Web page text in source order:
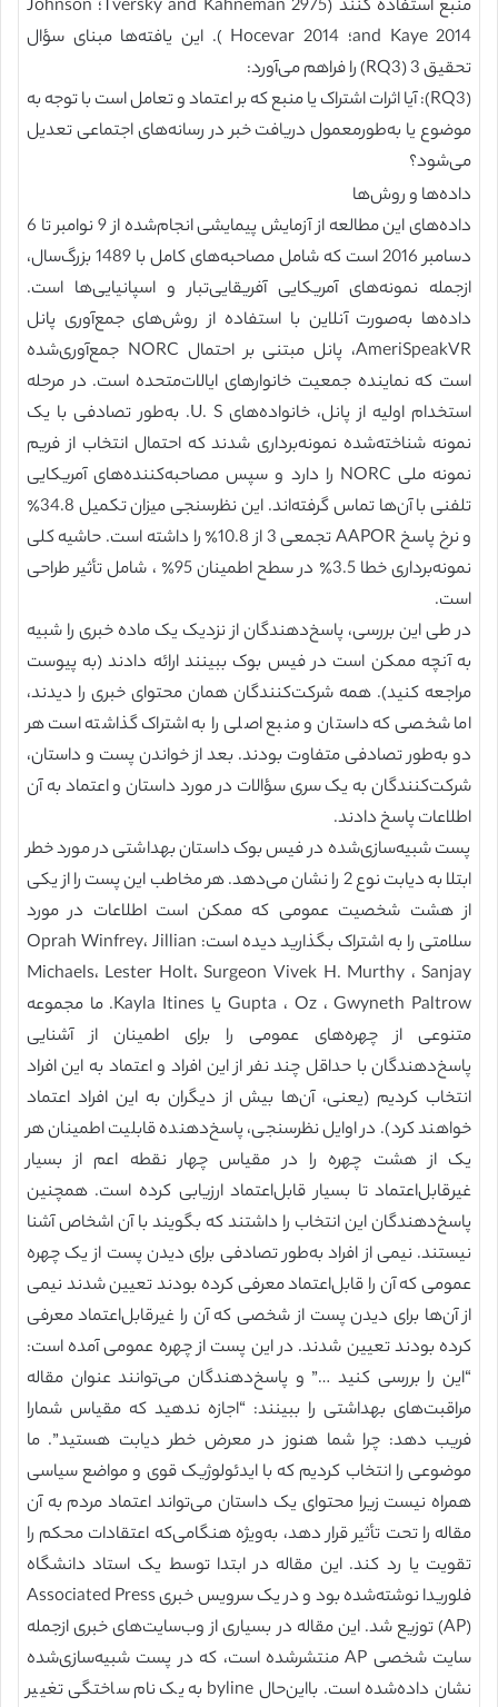
منبع استفاده کنند (Tversky and Kahneman 2975؛ Johnson
and Kaye 2014؛ Hocevar 2014 ). این یافته‌ها مبنای سؤال
تحقیق 3 (RQ3) را فراهم می‌آورد:
(RQ3): آیا اثرات اشتراک یا منبع که بر اعتماد و تعامل است با توجه به
موضوع یا به‌طورمعمول دریافت خبر در رسانه‌های اجتماعی تعدیل
می‌شود؟
داده‌ها و روش‌ها
داده‌های این مطالعه از آزمایش پیمایشی انجام‌شده از 9 نوامبر تا 6
دسامبر 2016 است که شامل مصاحبه‌های کامل با 1489 بزرگ‌سال،
ازجمله نمونه‌های آمریکایی آفریقایی‌تبار و اسپانیایی‌ها است.
داده‌ها به‌صورت آنلاین با استفاده از روش‌های جمع‌آوری پانل
AmeriSpeakVR، پانل مبتنی بر احتمال NORC جمع‌آوری‌شده
است که نماینده جمعیت خانوارهای ایالات‌متحده است. در مرحله
استخدام اولیه از پانل، خانواده‌های U. S. به‌طور تصادفی با یک
نمونه شناخته‌شده نمونه‌برداری شدند که احتمال انتخاب از فریم
نمونه ملی NORC را دارد و سپس مصاحبه‌کننده‌های آمریکایی
تلفنی با آن‌ها تماس گرفته‌اند. این نظرسنجی میزان تکمیل 34.8٪
و نرخ پاسخ AAPOR تجمعی 3 از 10.8٪ را داشته است. حاشیه کلی
نمونه‌برداری خطا 3.5٪ در سطح اطمینان 95٪ ، شامل تأثیر طراحی
است.
در طی این بررسی، پاسخ‌دهندگان از نزدیک یک ماده خبری را شبیه
به آنچه ممکن است در فیس بوک ببینند ارائه دادند (به پیوست
مراجعه کنید). همه شرکت‌کنندگان همان محتوای خبری را دیدند،
اما شخصی که داستان و منبع اصلی را به اشتراک گذاشته است هر
دو به‌طور تصادفی متفاوت بودند. بعد از خواندن پست و داستان،
شرکت‌کنندگان به یک سری سؤالات در مورد داستان و اعتماد به آن
اطلاعات پاسخ دادند.
پست شبیه‌سازی‌شده در فیس بوک داستان بهداشتی در مورد خطر
ابتلا به دیابت نوع 2 را نشان می‌دهد. هر مخاطب این پست را از یکی
از هشت شخصیت عمومی که ممکن است اطلاعات در مورد
سلامتی را به اشتراک بگذارید دیده است: Oprah Winfrey، Jillian
Michaels، Lester Holt، Surgeon Vivek H. Murthy ، Sanjay
Gupta ، Oz ، Gwyneth Paltrow یا Kayla Itines. ما مجموعه
متنوعی از چهره‌های عمومی را برای اطمینان از آشنایی
پاسخ‌دهندگان با حداقل چند نفر از این افراد و اعتماد به این افراد
انتخاب کردیم (یعنی، آن‌ها بیش از دیگران به این افراد اعتماد
خواهند کرد). در اوایل نظرسنجی، پاسخ‌دهنده قابلیت اطمینان هر
یک از هشت چهره را در مقیاس چهار نقطه اعم از بسیار
غیرقابل‌اعتماد تا بسیار قابل‌اعتماد ارزیابی کرده است. همچنین
پاسخ‌دهندگان این انتخاب را داشتند که بگویند با آن اشخاص آشنا
نیستند. نیمی از افراد به‌طور تصادفی برای دیدن پست از یک چهره
عمومی که آن را قابل‌اعتماد معرفی کرده بودند تعیین شدند نیمی
از آن‌ها برای دیدن پست از شخصی که آن را غیرقابل‌اعتماد معرفی
کرده بودند تعیین شدند. در این پست از چهره عمومی آمده است:
“این را بررسی کنید …” و پاسخ‌دهندگان می‌توانند عنوان مقاله
مراقبت‌های بهداشتی را ببینند: “اجازه ندهید که مقیاس شمارا
فریب دهد: چرا شما هنوز در معرض خطر دیابت هستید”. ما
موضوعی را انتخاب کردیم که با ایدئولوژیک قوی و مواضع سیاسی
همراه نیست زیرا محتوای یک داستان می‌تواند اعتماد مردم به آن
مقاله را تحت تأثیر قرار دهد، به‌ویژه هنگامی‌که اعتقادات محکم را
تقویت یا رد کند. این مقاله در ابتدا توسط یک استاد دانشگاه
فلوریدا نوشته‌شده بود و در یک سرویس خبری Associated Press
(AP) توزیع شد. این مقاله در بسیاری از وب‌سایت‌های خبری ازجمله
سایت شخصی AP منتشرشده است، که در پست شبیه‌سازی‌شده
نشان داده‌شده است. بااین‌حال byline به یک نام ساختگی تغییر